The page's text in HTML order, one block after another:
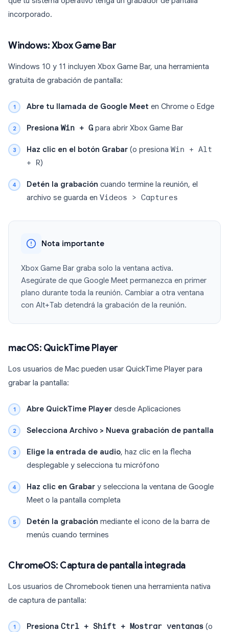
incorporado.
Windows: Xbox Game Bar
Windows 10 y 11 incluyen Xbox Game Bar, una herramienta
gratuita de grabación de pantalla:
Abre tu llamada de Google Meet en Chrome o Edge
Presiona Win + G para abrir Xbox Game Bar
Haz clic en el botón Grabar (o presiona Win + Alt
+ R)
Detén la grabación cuando termine la reunión, el
archivo se guarda en Videos > Captures
Nota importante
Xbox Game Bar graba solo la ventana activa.
Asegúrate de que Google Meet permanezca en primer
plano durante toda la reunión. Cambiar a otra ventana
con Alt+Tab detendrá la grabación de la reunión.
macOS: QuickTime Player
Los usuarios de Mac pueden usar QuickTime Player para
grabar la pantalla:
Abre QuickTime Player desde Aplicaciones
Selecciona Archivo > Nueva grabación de pantalla
Elige la entrada de audio, haz clic en la flecha
desplegable y selecciona tu micrófono
Haz clic en Grabar y selecciona la ventana de Google
Meet o la pantalla completa
Detén la grabación mediante el icono de la barra de
menús cuando termines
ChromeOS: Captura de pantalla integrada
Los usuarios de Chromebook tienen una herramienta nativa
de captura de pantalla:
Presiona Ctrl + Shift + Mostrar ventanas (o